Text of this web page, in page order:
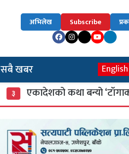
अभिलेख Subscribe
सबै खबर English
एकादेशको कथा बन्यो ‘टाँगाको